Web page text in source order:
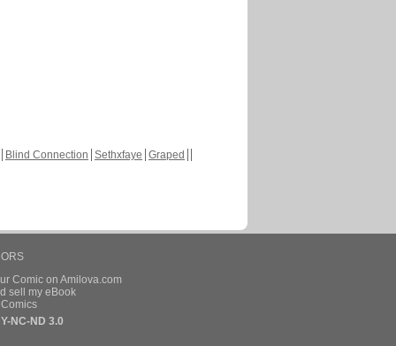
Blind Connection Sethxfaye Graped
Comic on Amilova.com
sell my eBook
NC-ND 3.0